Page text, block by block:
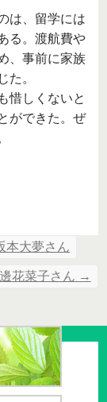
は、留学には
る。渡航費や
、事前に家族
た。
惜しくないと
ができた。ぜ
本大夢さん
花菜子さん →